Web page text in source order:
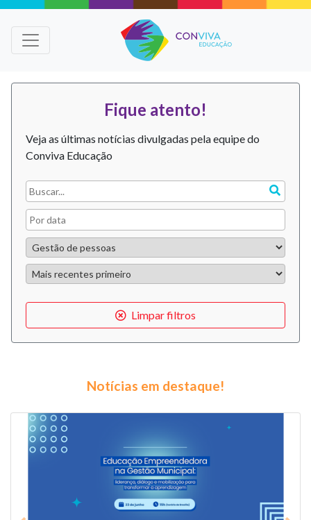
Fique atento!
Veja as últimas notícias divulgadas pela equipe do
Conviva Educação
Limpar filtros
Notícias em destaque!